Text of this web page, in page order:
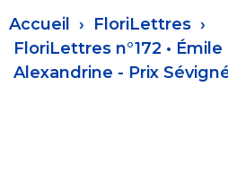
Fil
d'Ariane
Accueil
FloriLettres
FloriLettres n°172 •
Alexandrine - Prix